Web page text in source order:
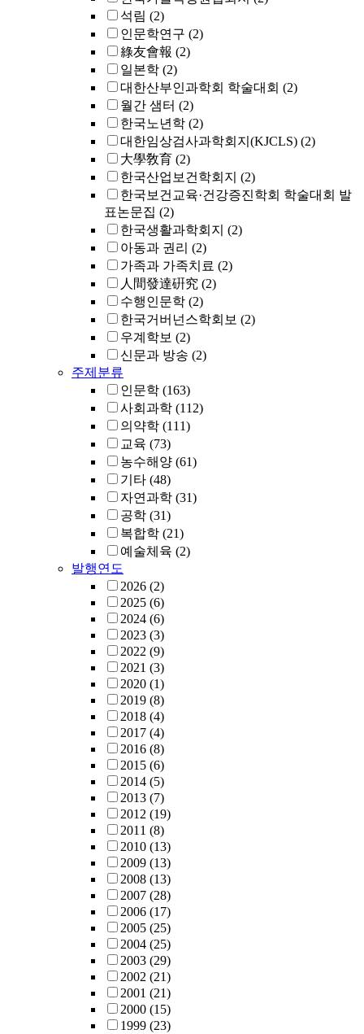
석림 (2)
인문학연구 (2)
綠友會報 (2)
일본학 (2)
대한산부인과학회 학술대회 (2)
월간 샘터 (2)
한국노년학 (2)
대한임상검사과학회지(KJCLS) (2)
大學敎育 (2)
한국산업보건학회지 (2)
한국보건교육·건강증진학회 학술대회 발
표논문집 (2)
한국생활과학회지 (2)
아동과 권리 (2)
가족과 가족치료 (2)
人間發達硏究 (2)
수행인문학 (2)
한국거버넌스학회보 (2)
우계학보 (2)
신문과 방송 (2)
주제분류
인문학 (163)
사회과학 (112)
의약학 (111)
교육 (73)
농수해양 (61)
기타 (48)
자연과학 (31)
공학 (31)
복합학 (21)
예술체육 (2)
발행연도
2026 (2)
2025 (6)
2024 (6)
2023 (3)
2022 (9)
2021 (3)
2020 (1)
2019 (8)
2018 (4)
2017 (4)
2016 (8)
2015 (6)
2014 (5)
2013 (7)
2012 (19)
2011 (8)
2010 (13)
2009 (13)
2008 (13)
2007 (28)
2006 (17)
2005 (25)
2004 (25)
2003 (29)
2002 (21)
2001 (21)
2000 (15)
1999 (23)